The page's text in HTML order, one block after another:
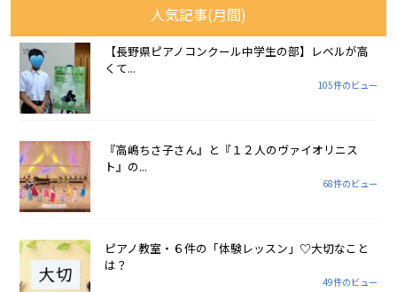
人気記事(月間)
【長野県ピアノコンクール中学生の部】レベルが高
くて...
105件のビュー
『高嶋ちさ子さん』と『１２人のヴァイオリニス
ト』の...
68件のビュー
ピアノ教室・６件の「体験レッスン」♡大切なこと
は？
49件のビュー